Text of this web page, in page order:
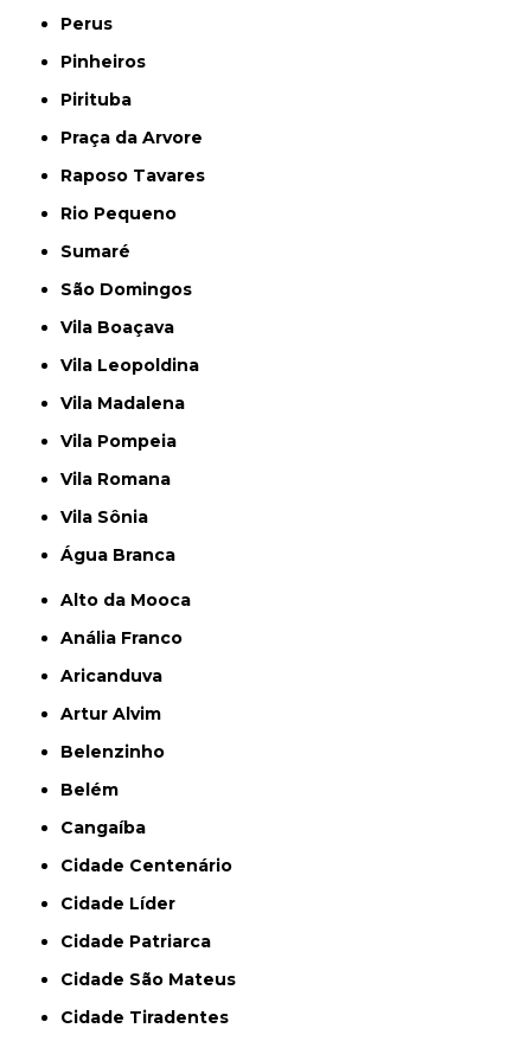
Perus
Pinheiros
Pirituba
Praça da Arvore
Raposo Tavares
Rio Pequeno
Sumaré
São Domingos
Vila Boaçava
Vila Leopoldina
Vila Madalena
Vila Pompeia
Vila Romana
Vila Sônia
Água Branca
Alto da Mooca
Anália Franco
Aricanduva
Artur Alvim
Belenzinho
Belém
Cangaíba
Cidade Centenário
Cidade Líder
Cidade Patriarca
Cidade São Mateus
Cidade Tiradentes